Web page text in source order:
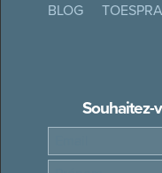
BLOG
Souhaitez-